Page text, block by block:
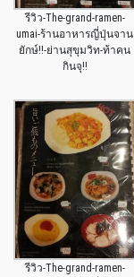
รีวิว-The-grand-ramen-
umai-ร้านอาหารญี่ปุ่นจาน
ยักษ์!!-ย่านสุขุมวิท-ท้าคน
กินจุ!!
รีวิว-The-grand-ramen-